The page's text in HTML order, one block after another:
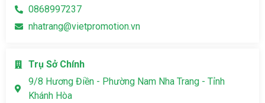
0868997237
nhatrang@vietpromotion.vn
Trụ Sở Chính
9/8 Hương Điền - Phường Nam Nha Trang - Tỉnh
Khánh Hòa